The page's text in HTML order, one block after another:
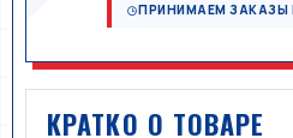
ПРИНИМАЕМ ЗАКАЗЫ
КРАТКО О ТОВАРЕ